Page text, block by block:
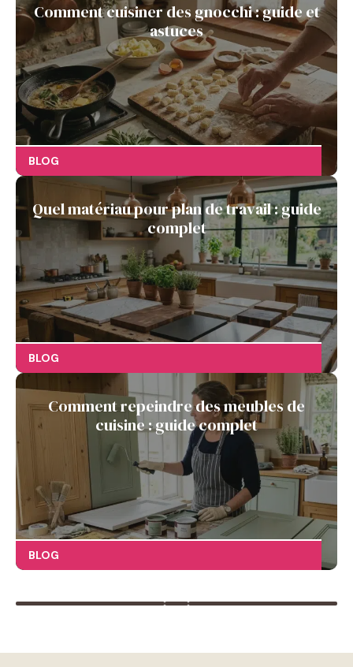
Comment cuisiner des gnocchi : guide et
astuces
BLOG
Quel matériau pour plan de travail : guide
complet
BLOG
Comment repeindre des meubles de
cuisine : guide complet
BLOG